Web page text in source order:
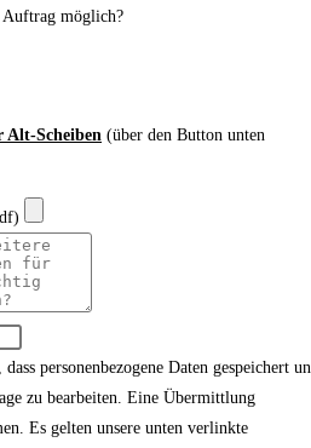
Auftrag möglich?
Alt-Scheiben (über den Button unten
personenbezogene Daten gespeichert
zu bearbeiten. Eine Übermittlung
Es gelten unsere unten verlinkte